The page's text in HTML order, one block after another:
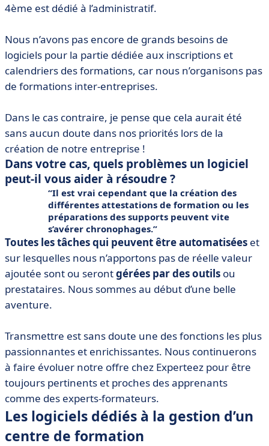
4ème est dédié à l’administratif.
Nous n’avons pas encore de grands besoins de
logiciels pour la partie dédiée aux inscriptions et
calendriers des formations, car nous n’organisons pas
de formations inter-entreprises.
Dans le cas contraire, je pense que cela aurait été
sans aucun doute dans nos priorités lors de la
création de notre entreprise !
Dans votre cas, quels problèmes un logiciel
peut-il vous aider à résoudre ?
Il est vrai cependant que la création des
différentes attestations de formation ou les
préparations des supports peuvent vite
s’avérer chronophages.
Toutes les tâches qui peuvent être automatisées et
sur lesquelles nous n’apportons pas de réelle valeur
ajoutée sont ou serontgérées par des outils ou
prestataires. Nous sommes au début d’une belle
aventure.
Transmettre est sans doute une des fonctions les plus
passionnantes et enrichissantes. Nous continuerons
à faire évoluer notre offre chez Experteez pour être
toujours pertinents et proches des apprenants
comme des experts-formateurs.
Les logiciels dédiés à la gestion d’un
centre de formation